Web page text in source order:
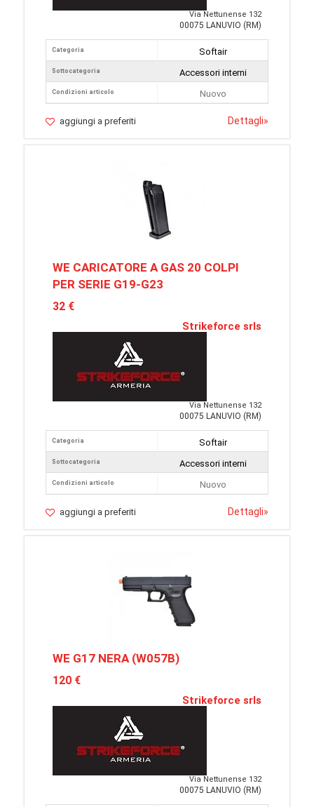
Via Nettunense 132
00075 LANUVIO (RM)
Categoria
Sottocategoria
Condizioni articolo
Softair
Accessori interni
Nuovo
aggiungi a preferiti Dettagli»
WE CARICATORE A GAS 20 COLPI
PER SERIE G19-G23
32 €
Strikeforce srls
Via Nettunense 132
00075 LANUVIO (RM)
Categoria
Sottocategoria
Condizioni articolo
Softair
Accessori interni
Nuovo
aggiungi a preferiti Dettagli»
WE G17 NERA (W057B)
120 €
Strikeforce srls
Via Nettunense 132
00075 LANUVIO (RM)